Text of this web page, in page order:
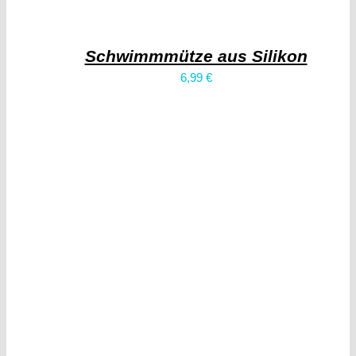
Schwimmmütze aus Silikon
6,99 €